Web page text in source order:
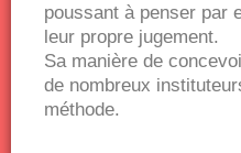
poussant à penser par
leur propre jugement.
Sa manière de
de nombreux
méthode.